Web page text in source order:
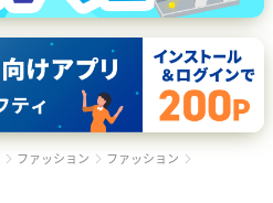
ファッション
ファッション